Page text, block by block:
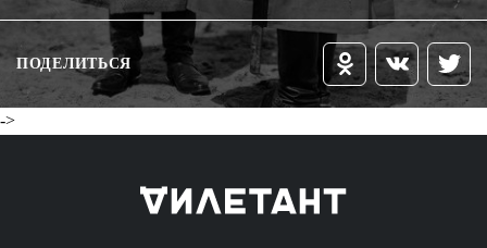
ПОДЕЛИТЬСЯ
->